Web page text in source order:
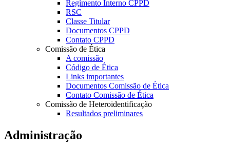
Regimento Interno CPPD
RSC
Classe Titular
Documentos CPPD
Contato CPPD
Comissão de Ética
A comissão
Código de Ética
Links importantes
Documentos Comissão de Ética
Contato Comissão de Ética
Comissão de Heteroidentificação
Resultados preliminares
Administração